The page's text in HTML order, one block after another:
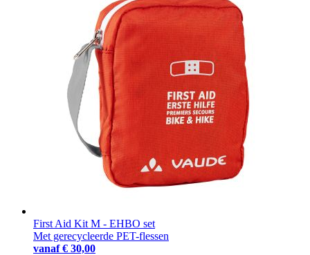
First Aid Kit M - EHBO set
Met gerecycleerde PET-flessen
vanaf € 30,00